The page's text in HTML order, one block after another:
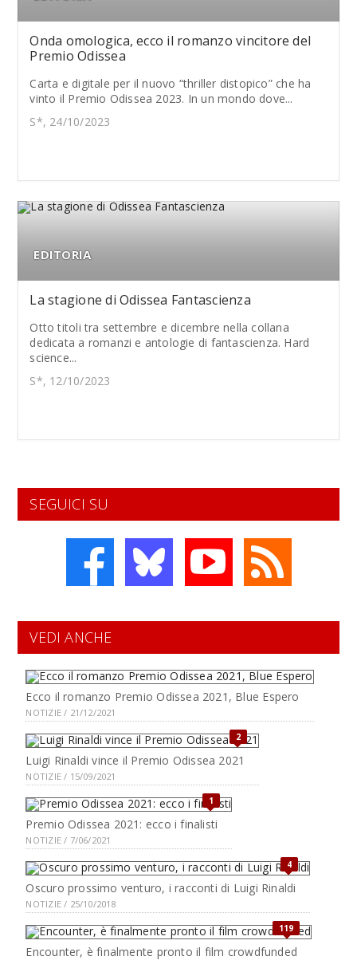
Onda omologica, ecco il romanzo vincitore del
Premio Odissea
Carta e digitale per il nuovo “thriller distopico” che ha
vinto il Premio Odissea 2023. In un mondo dove...
S*, 24/10/2023
EDITORIA
La stagione di Odissea Fantascienza
Otto titoli tra settembre e dicembre nella collana
dedicata a romanzi e antologie di fantascienza. Hard
science...
S*, 12/10/2023
SEGUICI SU
VEDI ANCHE
Ecco il romanzo Premio Odissea 2021, Blue Espero
NOTIZIE / 21/12/2021
2
Luigi Rinaldi vince il Premio Odissea 2021
NOTIZIE / 15/09/2021
1
Premio Odissea 2021: ecco i finalisti
NOTIZIE / 7/06/2021
4
Oscuro prossimo venturo, i racconti di Luigi Rinaldi
NOTIZIE / 25/10/2018
119
Encounter, è finalmente pronto il film crowdfunded